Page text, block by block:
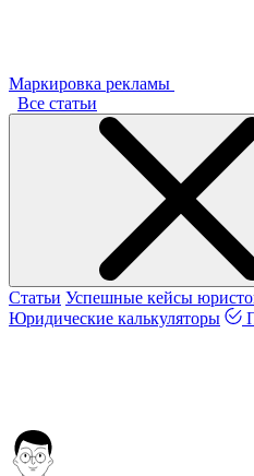
Маркировка рекламы
Все статьи
Статьи Успешные кейсы
Юридические калькуляторы